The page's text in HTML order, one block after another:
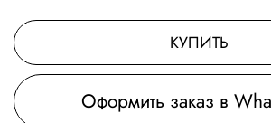
КУПИТЬ
Оформить заказ в